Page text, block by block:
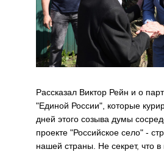
Рассказал Виктор Рейн и о
"Единой России", которые
дней этого созыва думы
проекте "Российское село" -
нашей страны. Не секрет, что